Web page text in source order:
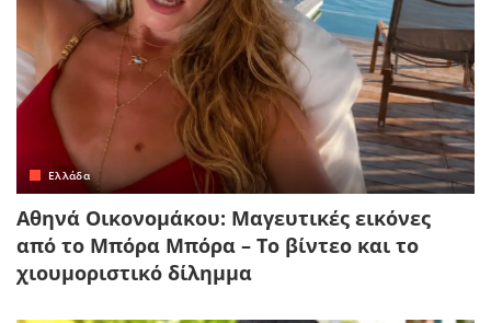
Ελλάδα
Αθηνά Οικονομάκου: Μαγευτικές εικόνες
από το Μπόρα Μπόρα – Το βίντεο και το
χιουμοριστικό δίλημμα